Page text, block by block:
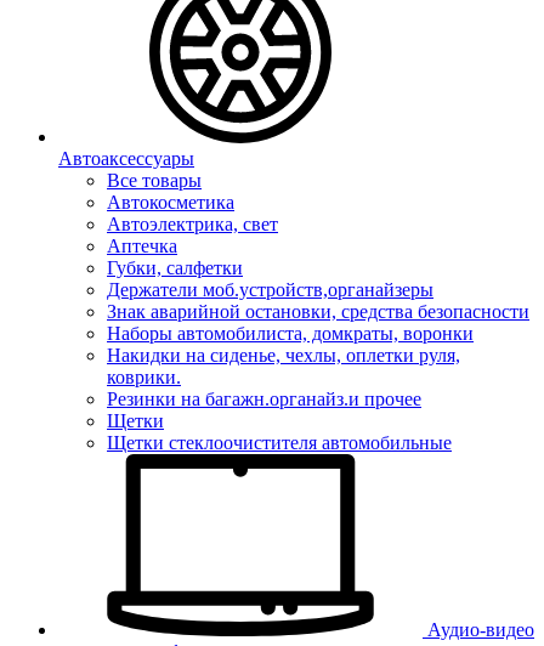
Автоаксессуары
Все товары
Автокосметика
Автоэлектрика, свет
Аптечка
Губки, салфетки
Держатели моб.устройств,органайзеры
Знак аварийной остановки, средства безопасности
Наборы автомобилиста, домкраты, воронки
Накидки на сиденье, чехлы, оплетки руля,
коврики.
Резинки на багажн.органайз.и прочее
Щетки
Щетки стеклоочистителя автомобильные
Аудио-видео